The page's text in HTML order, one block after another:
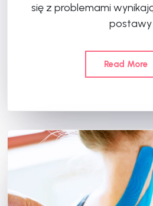
się z problemami
postawy
Read More